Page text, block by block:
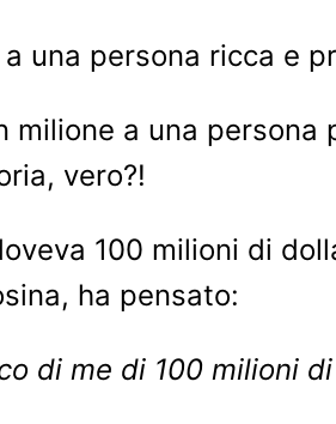
una persona ricca e
milione a una
vero?!
100 milioni di
ha pensato:
di me di 100 milioni di